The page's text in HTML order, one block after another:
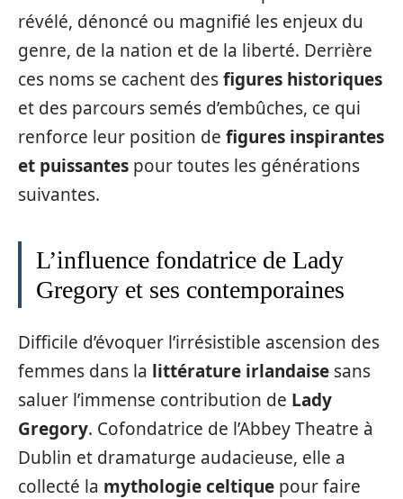
révélé, dénoncé ou magnifié les enjeux du
genre, de la nation et de la liberté. Derrière
ces noms se cachent desfigures historiques
et des parcours semés d’embûches, ce qui
renforce leur position de figures inspirantes
et puissantes pour toutes les générations
suivantes.
L’influence fondatrice de Lady
Gregory et ses contemporaines
Difficile d’évoquer l’irrésistible ascension des
femmes dans la littérature irlandaise sans
saluer l’immense contribution de Lady
Gregory. Cofondatrice de l’Abbey Theatre à
Dublin et dramaturge audacieuse, elle a
collecté la mythologie celtique pour faire